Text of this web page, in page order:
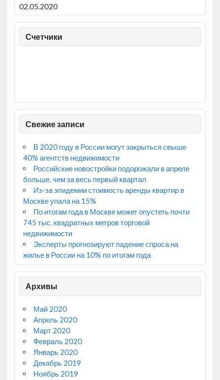
02.05.2020
Счетчики
Свежие записи
В 2020 году в России могут закрыться свыше
40% агентств недвижимости
Российские новостройки подорожали в апреле
больше, чем за весь первый квартал
Из-за эпидемии стоимость аренды квартир в
Москве упала на 15%
По итогам года в Москве может опустеть почти
745 тыс. квадратных метров торговой
недвижимости
Эксперты прогнозируют падение спроса на
жилье в России на 10% по итогам года
Архивы
Май 2020
Апрель 2020
Март 2020
Февраль 2020
Январь 2020
Декабрь 2019
Ноябрь 2019